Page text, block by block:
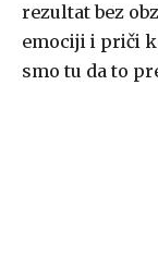
rezultat bez
emociji i priči
smo tu da to